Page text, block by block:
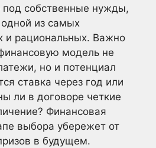
под собственные нужды,
из самых
и рациональных. Важно
модель не
но и потенциал
ставка через год или
ли в договоре четкие
Финансовая
выбора убережет от
в будущем.